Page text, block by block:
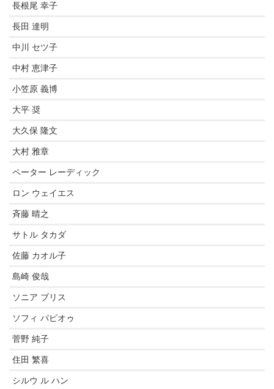
長根尾 幸子
長田 達明
中川 セツ子
中村 恵津子
小笠原 義博
大平 奨
大久保 隆文
大村 雅章
ペーター レーディック
ロン ウェイエス
斉藤 晴之
サトル タカダ
佐藤 カオル子
島崎 俊哉
ソニア ブリス
ソフィ パピオゥ
菅野 純子
住田 繁喜
シルウ ル ハン